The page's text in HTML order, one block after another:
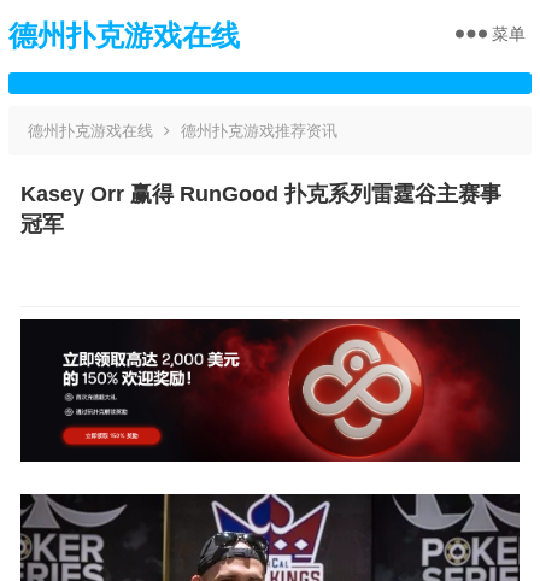
德州扑克游戏在线 菜单
德州扑克游戏在线 德州扑克游戏推荐资讯
Kasey Orr 赢得 RunGood 扑克系列雷霆谷主赛事
冠军